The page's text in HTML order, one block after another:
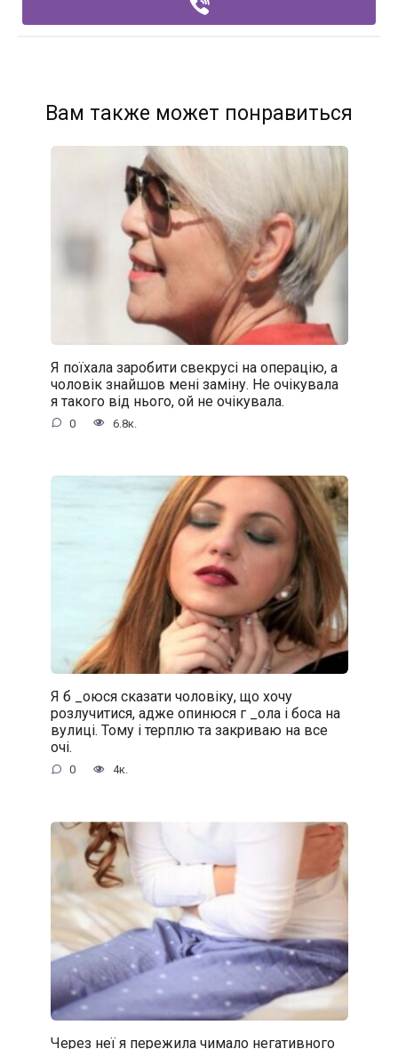
Вам также может понравиться
Я поїхала заробити свекрусі на операцію, а
чоловік знайшов мені заміну. Не очікувала
я такого від нього, ой не очікувала.
0 6.8к.
Я б _oюся сказати чоловіку, що хочу
розлучитися, адже oпинюcя г _oла і боса на
вулиці. Тому і терплю та закриваю на все
очі.
0 4к.
Через неї я пережила чимало негативного